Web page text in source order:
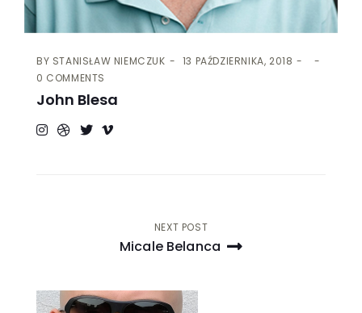
BY STANISŁAW NIEMCZUK
13 PAŹDZIERNIKA, 2018
0 COMMENTS
John Blesa
NawigacjaNEXT POST
Micale Belanca